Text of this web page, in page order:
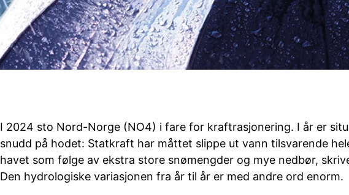
I 2024 sto Nord-Norge (NO4) i fare for kraftrasjonering. I år er
snudd på hodet: Statkraft har måttet slippe ut vann tilsvarende
havet som følge av ekstra store snømengder og mye nedbør,
Den hydrologiske variasjonen fra år til år er med andre ord enorm.